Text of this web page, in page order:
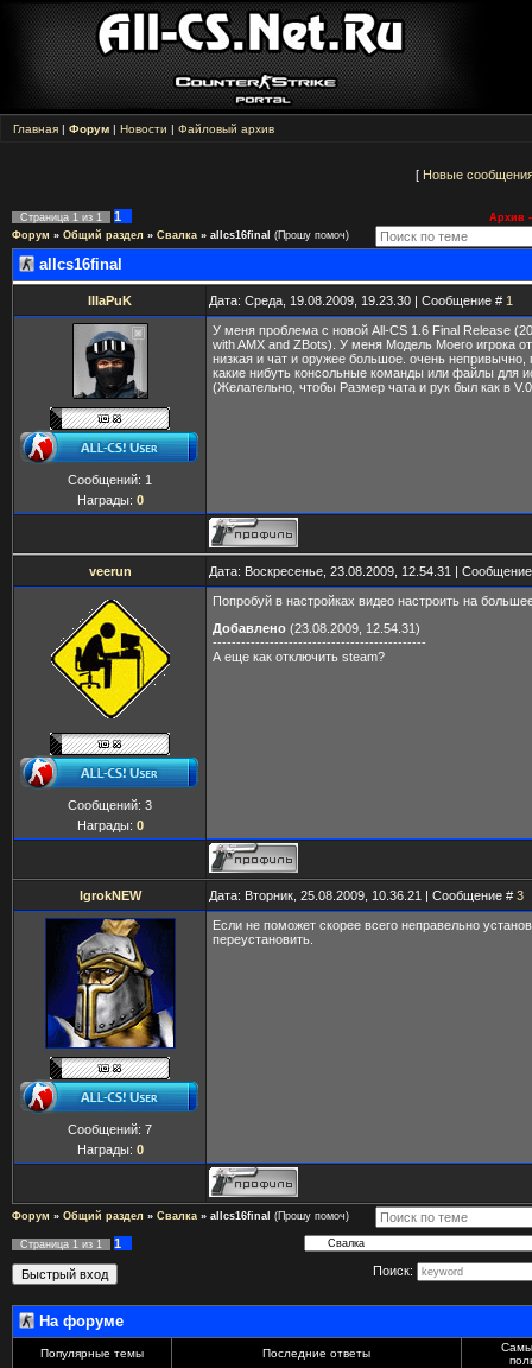
Главная | Форум | Новости | Файловый архив
[ Новые
Страница 1 из 1 1
Архив -
Форум » Общий раздел » Свалка » allcs16final (Прошу помоч)
allcs16final
IIIaPuK Дата: Среда, 19.08.2009, 19.23.30 | Сообщение # 1
Сообщений: 1
Награды: 0
У меня проблема с новой All-CS 1.6 Final Release
with AMX and ZBots). У меня Модель Моего игрока
низкая и чат и оружее большое. очень непривычно,
какие нибуть консольные команды или файлы для
(Желательно, чтобы Размер чата и рук был как в
veerun Дата: Воскресенье, 23.08.2009, 12.54.31 |
Сообщений: 3
Награды: 0
Попробуй в настройках видео настроить на
Добавлено (23.08.2009, 12.54.31)
---------------------------------------------
А еще как отключить steam?
IgrokNEW Дата: Вторник, 25.08.2009, 10.36.21 | Сообщение # 3
Сообщений: 7
Награды: 0
Если не поможет скорее всего неправельно
переустановить.
Форум » Общий раздел » Свалка » allcs16final (Прошу помоч)
Страница 1 из 1
1
Поиск:
На форуме
Популярные темы Последние ответы